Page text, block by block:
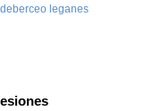
leganes-